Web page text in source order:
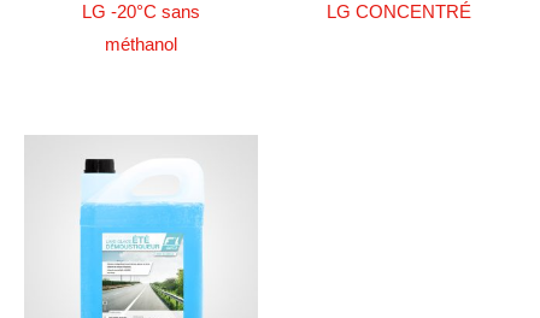
LG -20°C sans
méthanol
LG CONCENTRÉ